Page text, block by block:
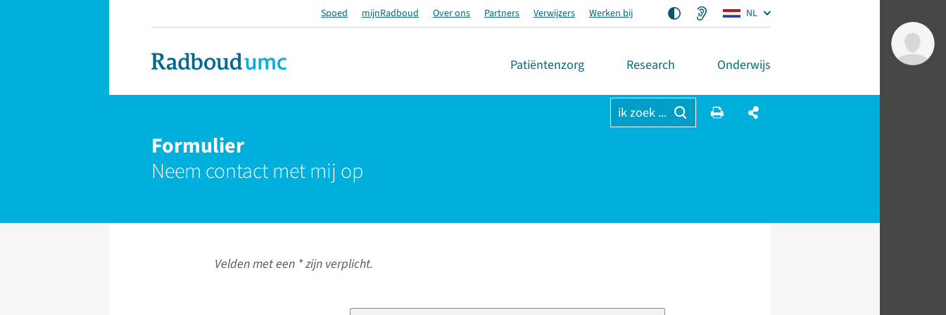
Spoed mijnRadboud Over ons Partners Verwijzers Werken bij NL
Patiëntenzorg Research Onderwijs
ik zoek ...
Formulier
Neem contact met mij op
Velden met een * zijn verplicht.